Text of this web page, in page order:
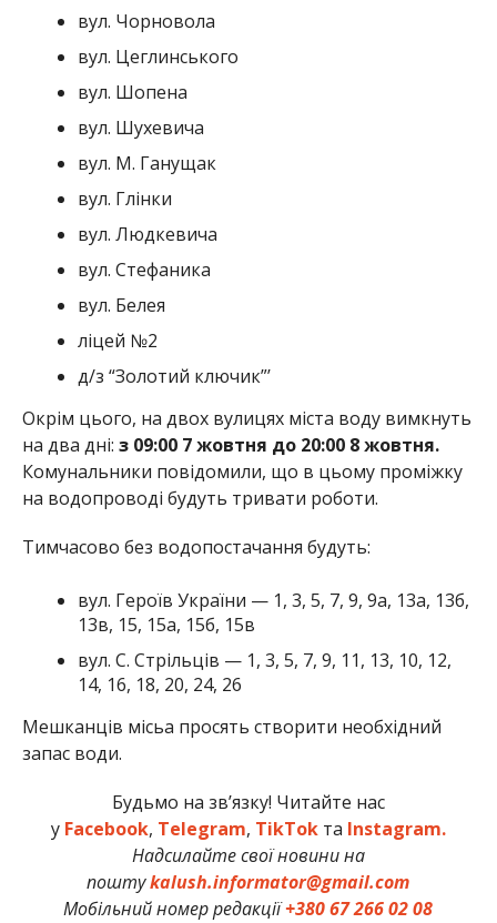
вул. Чорновола
вул. Цеглинського
вул. Шопена
вул. Шухевича
вул. М. Ганущак
вул. Глінки
вул. Людкевича
вул. Стефаника
вул. Белея
ліцей №2
д/з “Золотий ключик”’
Окрім цього, на двох вулицях міста воду вимкнуть
на два дні: з 09:00 7 жовтня до 20:00 8 жовтня.
Комунальники повідомили, що в цьому проміжку
на водопроводі будуть тривати роботи.
Тимчасово без водопостачання будуть:
вул. Героїв України — 1, 3, 5, 7, 9, 9а, 13а, 13б,
13в, 15, 15а, 15б, 15в
вул. С. Стрільців — 1, 3, 5, 7, 9, 11, 13, 10, 12,
14, 16, 18, 20, 24, 26
Мешканців місьа просять створити необхідний
запас води.
Будьмо на зв’язку! Читайте нас
у Facebook, Telegram, TikTokта Instagram.
Надсилайте свої новини на
поштуkalush.informator@gmail.com
Мобільний номер редакції+380 67 266 02 08